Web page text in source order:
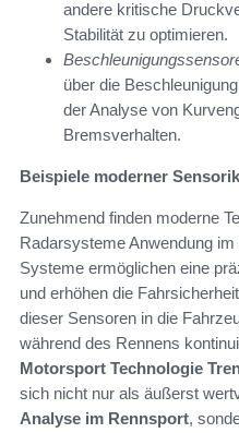
andere kritische
Stabilität zu optimieren.
über die
der Analyse von
Bremsverhalten.
Beispiele moderner
Zunehmend finden moderne
Radarsysteme Anwendung
Systeme ermöglichen eine
und erhöhen die
dieser Sensoren in die
während des Rennens
Motorsport Technologie
sich nicht nur als äußerst
Analyse im Rennsport,